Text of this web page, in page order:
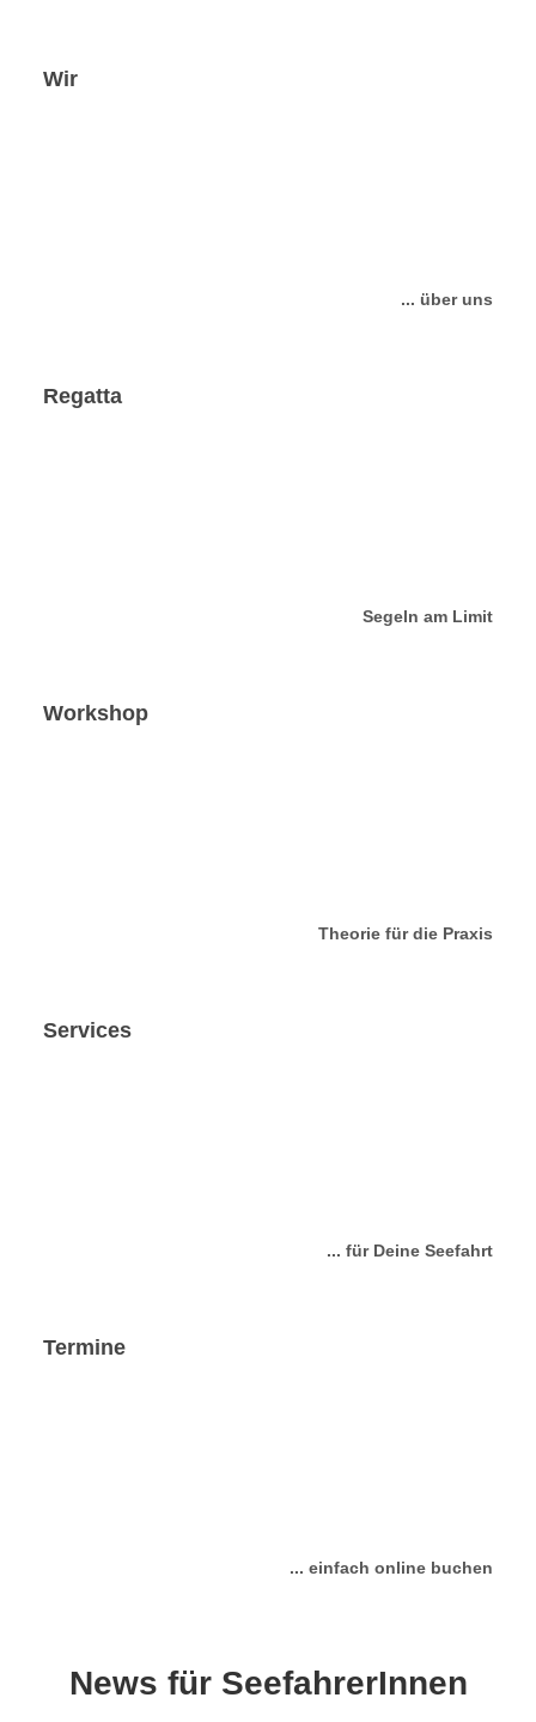
Wir
... über uns
Regatta
Segeln am Limit
Workshop
Theorie für die Praxis
Services
... für Deine Seefahrt
Termine
... einfach online buchen
News für SeefahrerInnen